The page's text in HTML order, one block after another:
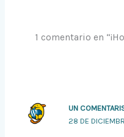
1 comentario en
UN
28 DE